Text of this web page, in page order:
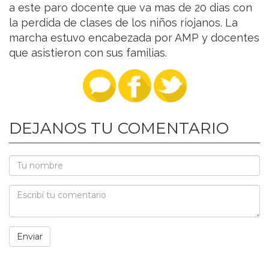
a este paro docente que va mas de 20 dias con
la perdida de clases de los niños riojanos. La
marcha estuvo encabezada por AMP y docentes
que asistieron con sus familias.
DEJANOS TU COMENTARIO